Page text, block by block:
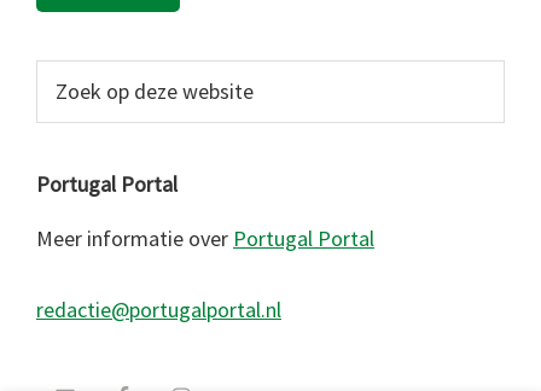
website
Portugal Portal
Meer informatie over Portugal Portal
redactie@portugalportal.nl